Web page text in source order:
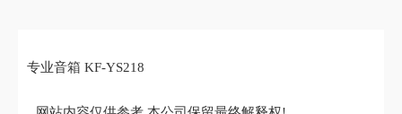
专业音箱 KF-YS218